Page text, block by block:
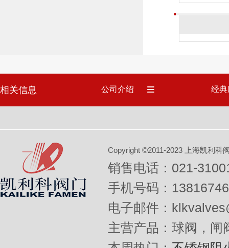
相关信息 公司介绍 经
Copyright ©2011-2023 上海凯利科
销售电话：021-
手机号码：
电子邮件：
主营产品：球阀，闸